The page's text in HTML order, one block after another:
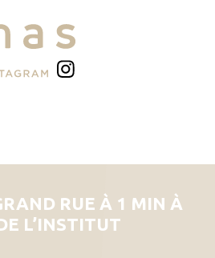
RUE À 1 MIN À
L’INSTITUT